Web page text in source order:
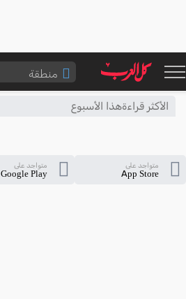
منطقة
وادي عارة
الأكثر قراءةهذا الأسبوع
متواجد على
App Store
متواجد على
Google Play